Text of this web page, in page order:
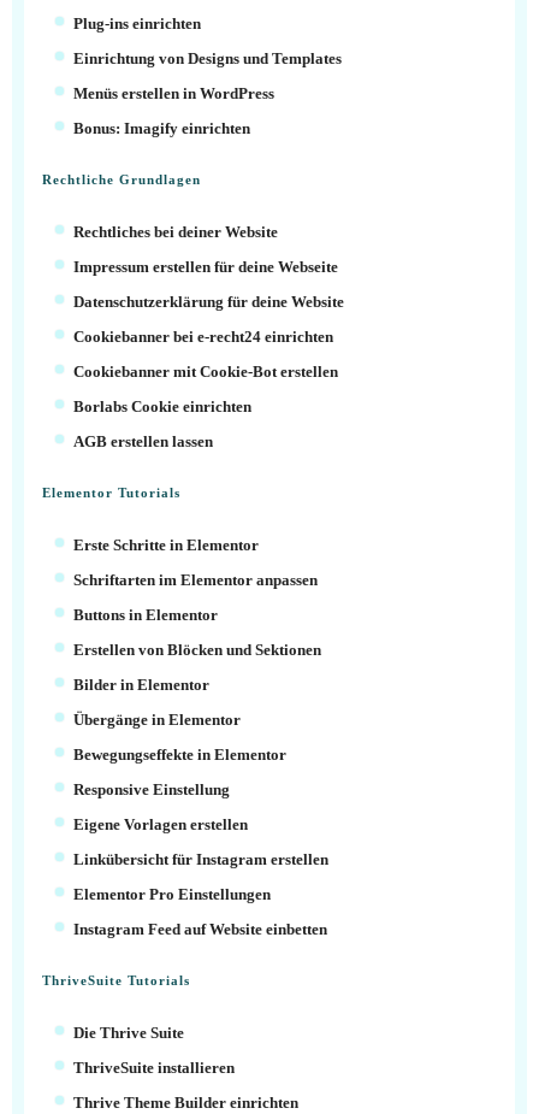
Plug-ins einrichten
Einrichtung von Designs und Templates
Menüs erstellen in WordPress
Bonus: Imagify einrichten
Rechtliche Grundlagen
Rechtliches bei deiner Website
Impressum erstellen für deine Webseite
Datenschutzerklärung für deine Website
Cookiebanner bei e-recht24 einrichten
Cookiebanner mit Cookie-Bot erstellen
Borlabs Cookie einrichten
AGB erstellen lassen
Elementor Tutorials
Erste Schritte in Elementor
Schriftarten im Elementor anpassen
Buttons in Elementor
Erstellen von Blöcken und Sektionen
Bilder in Elementor
Übergänge in Elementor
Bewegungseffekte in Elementor
Responsive Einstellung
Eigene Vorlagen erstellen
Linkübersicht für Instagram erstellen
Elementor Pro Einstellungen
Instagram Feed auf Website einbetten
ThriveSuite Tutorials
Die Thrive Suite
ThriveSuite installieren
Thrive Theme Builder einrichten